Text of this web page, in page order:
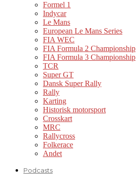
Formel 1
Indycar
Le Mans
European Le Mans Series
FIA WEC
FIA Formula 2 Championship
FIA Formula 3 Championship
TCR
Super GT
Dansk Super Rally
Rally
Karting
Historisk motorsport
Crosskart
MRC
Rallycross
Folkerace
Andet
Podcasts